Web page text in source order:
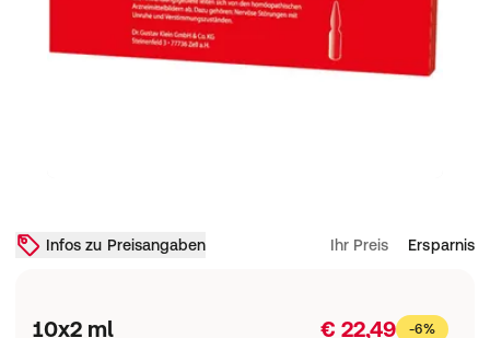
Infos zu Preisangaben Ihr Preis Ersparnis
10x2 ml € 22,49
-6%